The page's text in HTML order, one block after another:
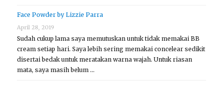
Face Powder by Lizzie Parra
April 28, 2019
Sudah cukup lama saya memutuskan untuk tidak memakai BB
cream setiap hari. Saya lebih sering memakai concelear sedikit
disertai bedak untuk meratakan warna wajah. Untuk riasan
mata, saya masih belum …